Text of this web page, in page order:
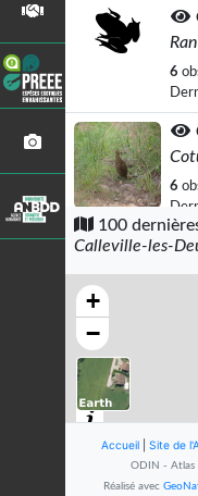
6
6
100
Calleville-les-
+
−
Accueil Site de
ODIN - Atlas
Réalisé avec